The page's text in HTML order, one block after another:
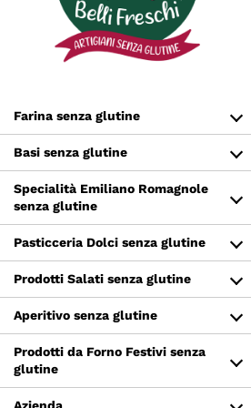
contenuto
Farina senza glutine
Basi senza glutine
Specialità Emiliano Romagnole
senza glutine
Pasticceria Dolci senza glutine
Prodotti Salati senza glutine
Aperitivo senza glutine
Prodotti da Forno Festivi senza
glutine
Azienda